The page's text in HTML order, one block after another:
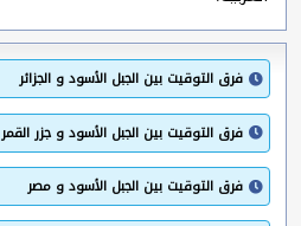
فرق التوقيت بين الجبل الأسود و الجزائر
فرق التوقيت بين الجبل الأسود و جزر القمر
فرق التوقيت بين الجبل الأسود و مصر